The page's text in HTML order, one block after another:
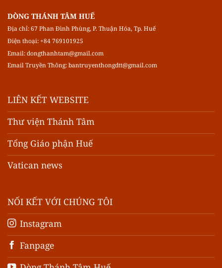
DÒNG THÁNH TÂM HUẾ
Địa chỉ: 67 Phan Đình Phùng, P. Thuận Hóa, Tp. Huế
Điện thoại: +84 769101925
Email:dongthanhtam@gmail.com
Email Truyền Thông:bantruyenthongdtt@gmail.com
LIÊN KẾT WEBSITE
Thư viện Thánh Tâm
Tổng Giáo phận Huế
Vatican news
NỐI KẾT VỚI CHÚNG TÔI
Instagram
Fanpage